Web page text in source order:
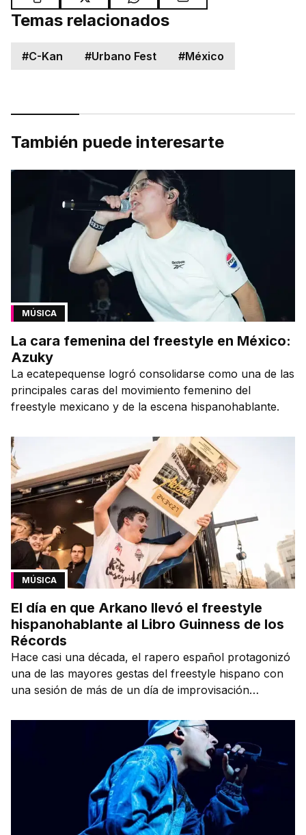
Temas relacionados
#C-Kan #Urbano Fest #México
También puede interesarte
MÚSICA
La cara femenina del freestyle en México:
Azuky
La ecatepequense logró consolidarse como una de las
principales caras del movimiento femenino del
freestyle mexicano y de la escena hispanohablante.
MÚSICA
El día en que Arkano llevó el freestyle
hispanohablante al Libro Guinness de los
Récords
Hace casi una década, el rapero español protagonizó
una de las mayores gestas del freestyle hispano con
una sesión de más de un día de improvisación